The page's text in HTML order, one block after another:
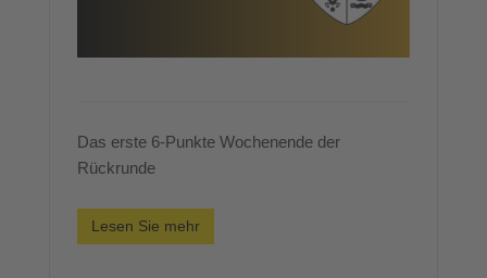
Das erste 6-Punkte Wochenende der
Rückrunde
Lesen Sie mehr